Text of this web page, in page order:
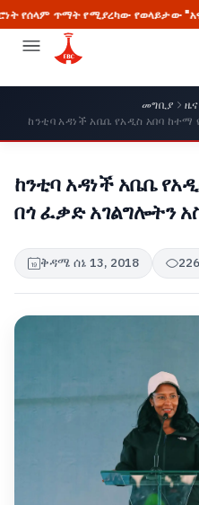
ጥማት የሚያረካው የወላይታው "አዋሲያ"
መግቢያ ዜና
ከንቲባ አዳነች አቤቤ የአዲስ አበባ
ከንቲባ አዳነች አቤቤ
በጎ ፈቃድ አገልግሎትን
ቅዳሜ ሰኔ 13, 2018 226